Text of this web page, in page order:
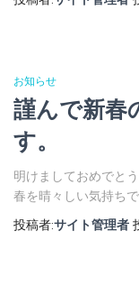
お知らせ
謹んで新春
す。
明けましておめでと
春を晴々しい気持ち
投稿者:サイト管理者